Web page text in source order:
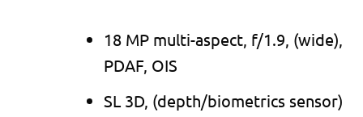
18 MP multi-aspect, f/1.9, (wide),
PDAF, OIS
SL 3D, (depth/biometrics sensor)